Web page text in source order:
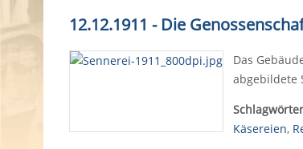
e
12.12.1911 - Die
Das
abgebildete
Käsereien,